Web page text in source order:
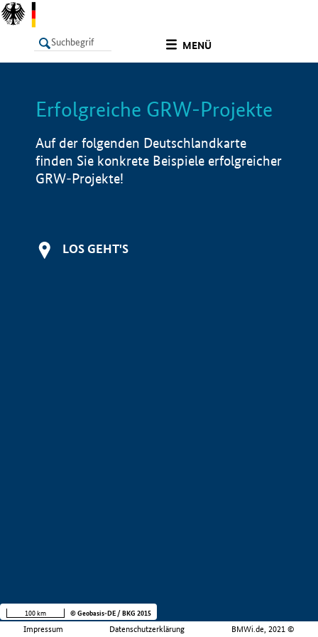
MENÜ
LISTE Info
Erfolgreiche GRW-Projekte
Auf der folgenden Deutschlandkarte
finden Sie konkrete Beispiele erfolgreicher
GRW-Projekte!
LOS GEHT'S
Impressum Datenschutzerklärung BMWi.de, 2021 ©
100 km © Geobasis-DE / BKG 2015